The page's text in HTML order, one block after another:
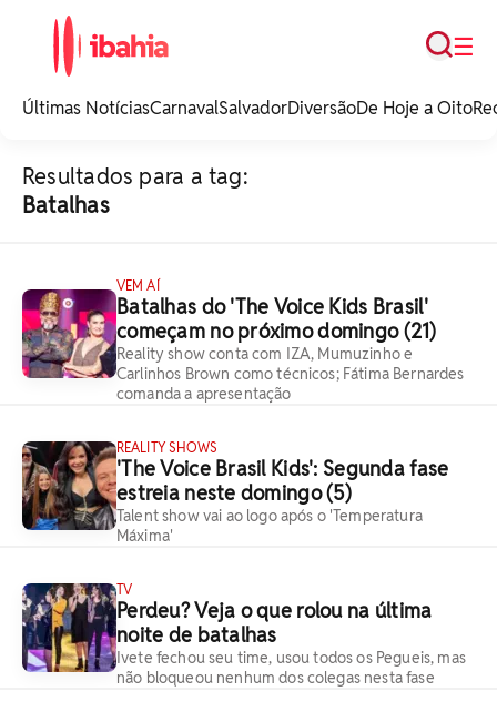
noticias e
☰
Busca
Últimas NotíciasCarnavalSalvadorDiversãoDe Hoje a Oito
Resultados para a tag:
Batalhas
VEM AÍ
Batalhas do 'The Voice Kids Brasil'
começam no próximo domingo (21)
Reality show conta com IZA, Mumuzinho e
Carlinhos Brown como técnicos; Fátima Bernardes
comanda a apresentação
REALITY SHOWS
'The Voice Brasil Kids': Segunda fase
estreia neste domingo (5)
Talent show vai ao logo após o 'Temperatura
Máxima'
TV
Perdeu? Veja o que rolou na última
noite de batalhas
Ivete fechou seu time, usou todos os Pegueis, mas
não bloqueou nenhum dos colegas nesta fase